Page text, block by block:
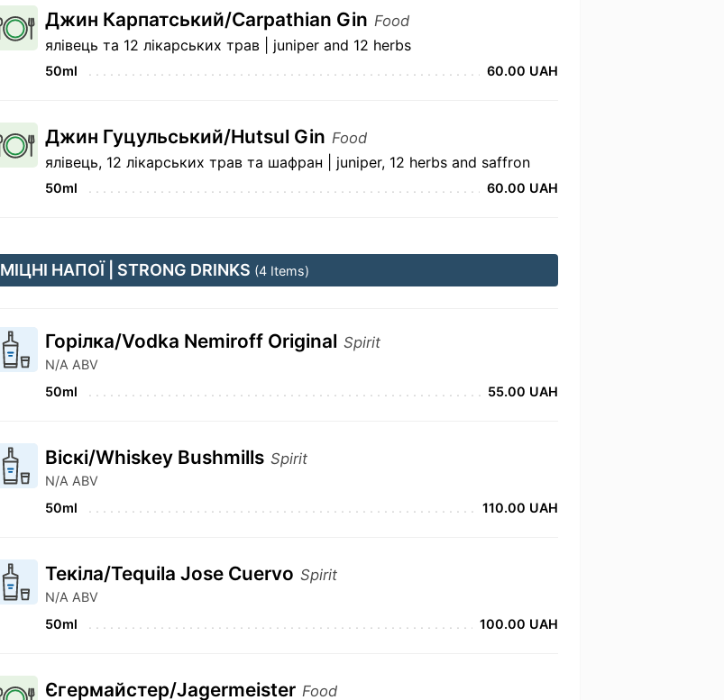
Джин Карпатський/Carpathian Gin Food
ялівець та 12 лікарських трав | juniper and 12 herbs
50ml 60.00 UAH
Джин Гуцульський/Hutsul Gin Food
ялівець, 12 лікарських трав та шафран | juniper, 12 herbs and saffron
50ml 60.00 UAH
МІЦНІ НАПОЇ | STRONG DRINKS (4 Items)
Горілка/Vodka Nemiroff Original Spirit
N/A ABV
50ml
55.00 UAH
Віскі/Whiskey Bushmills Spirit
N/A ABV
50ml
110.00 UAH
Текіла/Tequila Jose Cuervo Spirit
N/A ABV
50ml
100.00 UAH
Єгермайстер/Jagermeister Food